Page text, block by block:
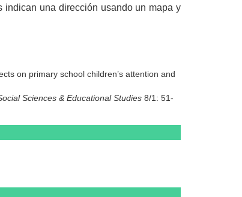
indican una dirección usando un mapa y
on primary school children’s attention and
Sciences & Educational Studies 8/1: 51-